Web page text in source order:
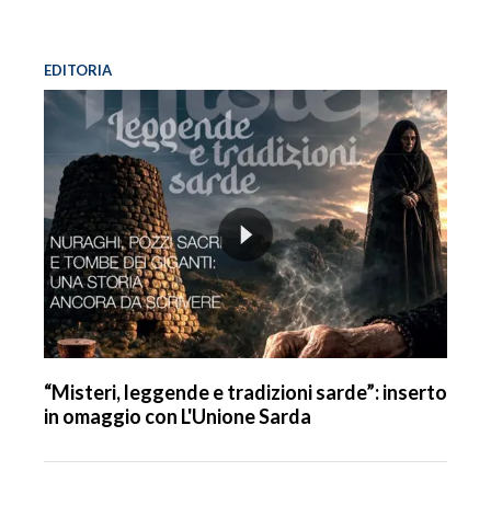
EDITORIA
“Misteri, leggende e tradizioni sarde”: inserto
in omaggio con L'Unione Sarda